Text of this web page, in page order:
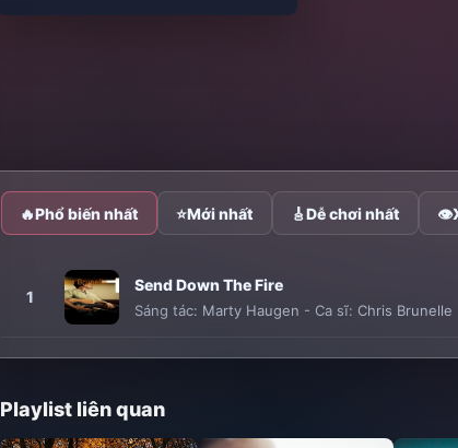
🔥Phổ biến nhất ⭐Mới nhất 🎸Dễ chơi nhất 👁
1
Send Down The Fire
Sáng tác: Marty Haugen - Ca sĩ: Chris Brunelle
Playlist liên quan